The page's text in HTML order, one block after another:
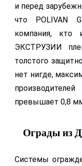
и перед
что POLIVAN
компания, кто
ЭКСТРУЗИИ
толстого
нет нигде,
превышает 0,8
Ограды из
Системы